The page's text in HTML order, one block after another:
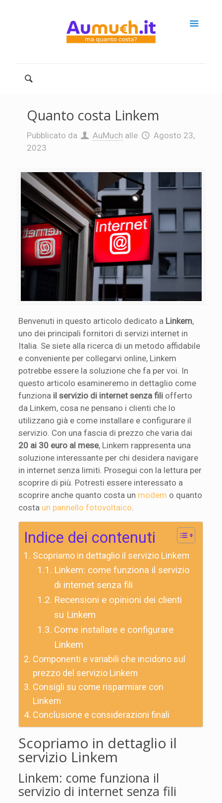
Quanto costa Linkem
Pubblicato da AuMuch alle
Agosto 23,
2023
Benvenuti in questo articolo dedicato a Linkem,
uno dei principali fornitori di servizi internet in
Italia. Se siete alla ricerca di un metodo affidabile
e conveniente per collegarvi online, Linkem
potrebbe essere la soluzione che fa per voi. In
questo articolo esamineremo in dettaglio come
funziona il servizio di internet senza fili offerto
da Linkem, cosa ne pensano i clienti che lo
utilizzano già e come installare e configurare il
servizio. Con una fascia di prezzo che varia dai
20 ai 30 euro al mese, Linkem rappresenta una
soluzione interessante per chi desidera navigare
in internet senza limiti. Prosegui con la lettura per
scoprire di più. Potresti essere interessato a
scoprire anche quanto costa un modem o quanto
costa un pannello fotovoltaico
Indice dei contenuti
Scopriamo in dettaglio il servizio Linkem
Linkem: come funziona il servizio
di internet senza fili
Recensioni e opinioni dei clienti
su Linkem
Come installare e configurare
Linkem
Componenti e variabili che incidono sul
prezzo del servizio Linkem
Consigli su come risparmiare con
Linkem
Conclusione e considerazioni finali
Scopriamo in dettaglio il
servizio Linkem
Linkem: come funziona il
servizio di internet senza fili